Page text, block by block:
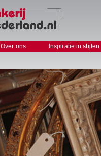
Over ons Inspiratie in stijlen